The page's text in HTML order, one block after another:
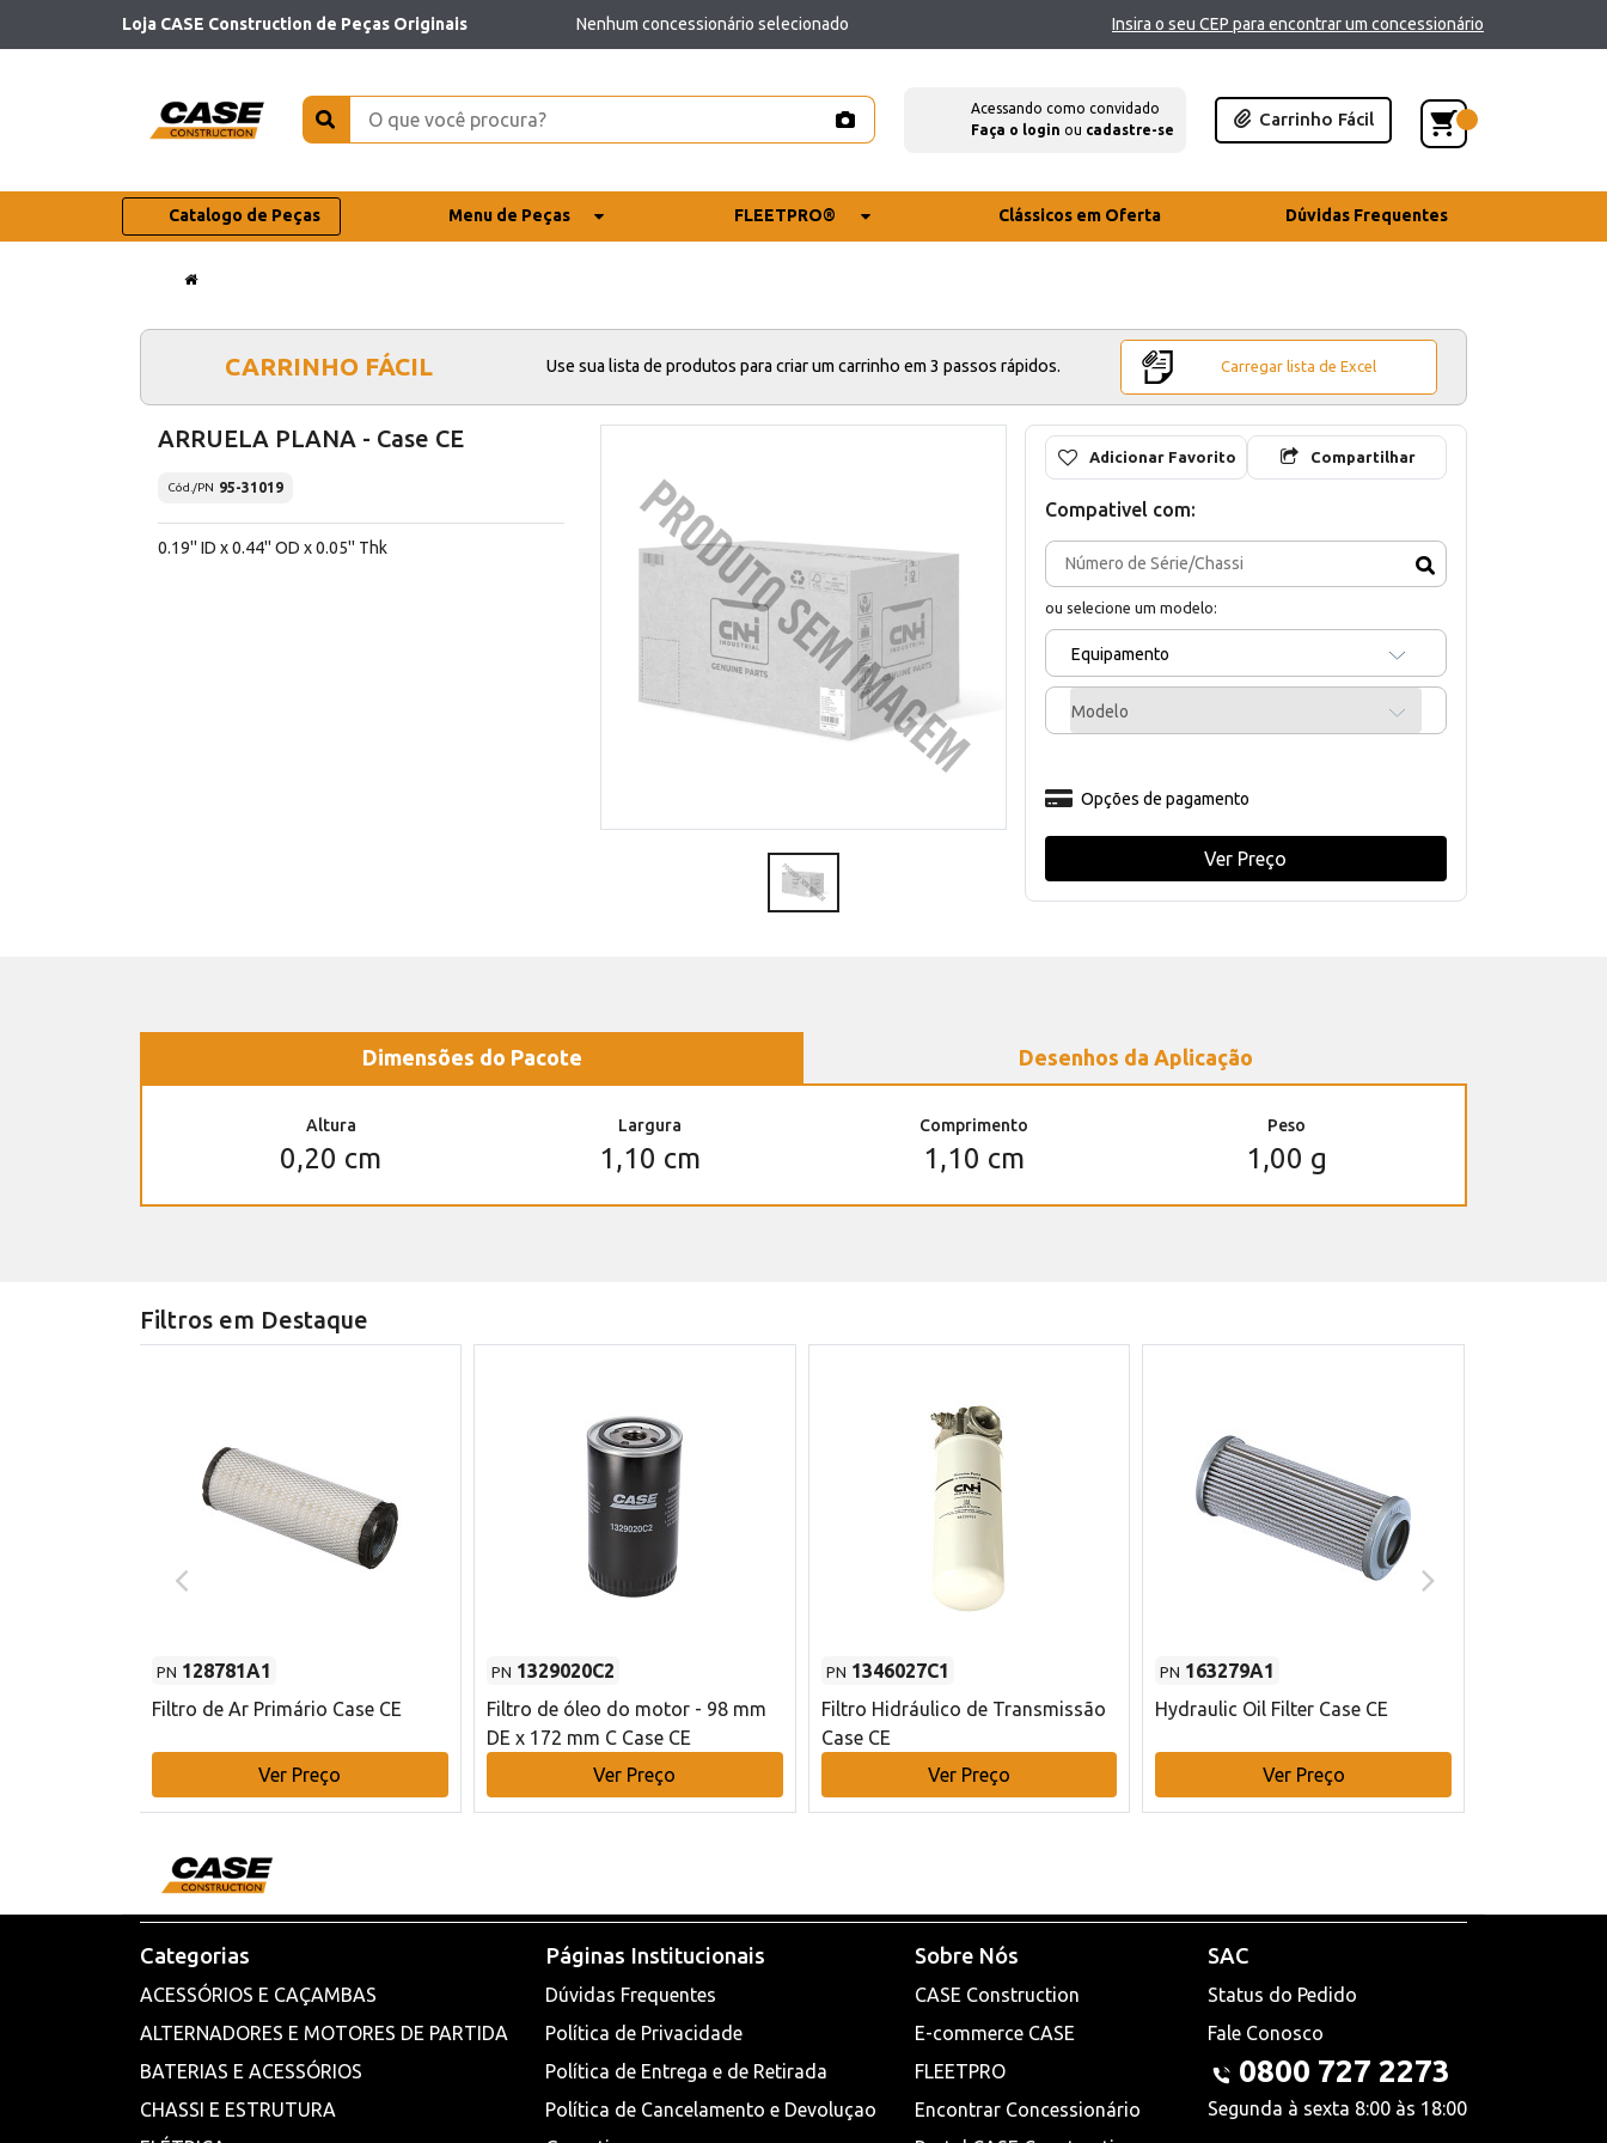
Loja CASE Construction de Peças Originais Nenhum concessionário selecionado Insira o seu CEP para encontrar um concessionário
Acessando como convidado
Faça o login ou cadastre-se
Carrinho Fácil
Catalogo de Peças Menu de Peças FLEETPRO® Clássicos em Oferta Dúvidas Frequentes
CARRINHO FÁCIL Use sua lista de produtos para criar um carrinho em 3 passos rápidos. Carregar lista de Excel
ARRUELA PLANA - Case CE
Cód./PN 95-31019
0.19'' ID x 0.44'' OD x 0.05'' Thk
Adicionar Favorito Compartilhar
Compativel com:
ou selecione um modelo:
Equipamento
Modelo
Opções de pagamento
Ver Preço
Dimensões do Pacote Desenhos da Aplicação
Altura
0,20 cm
Largura
1,10 cm
Comprimento
1,10 cm
Peso
1,00 g
Filtros em Destaque
PN 128781A1
Filtro de Ar Primário Case CE
Ver Preço
PN 1329020C2
Filtro de óleo do motor - 98 mm
DE x 172 mm C Case CE
Ver Preço
PN 1346027C1
Filtro Hidráulico de Transmissão
Case CE
Ver Preço
PN 163279A1
Hydraulic Oil Filter Case CE
Ver Preço
Categorias
ACESSÓRIOS E CAÇAMBAS
ALTERNADORES E MOTORES DE PARTIDA
BATERIAS E ACESSÓRIOS
CHASSI E ESTRUTURA
Páginas Institucionais
Dúvidas Frequentes
Política de Privacidade
Política de Entrega e de Retirada
Política de Cancelamento e Devoluçao
Sobre Nós
CASE Construction
E-commerce CASE
FLEETPRO
Encontrar Concessionário
SAC
Status do Pedido
Fale Conosco
0800 727 2273
Segunda à sexta 8:00 às 18:00